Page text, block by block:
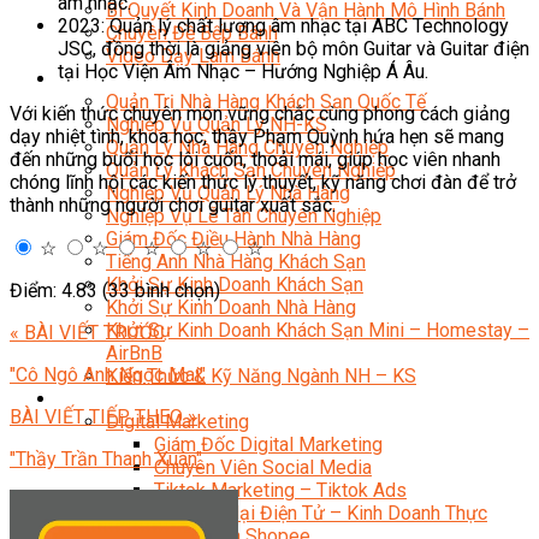
Bí Quyết Kinh Doanh Và Vận Hành Mô Hình Bánh
Chuyên Đề Bếp Bánh
Video Dạy Làm Bánh
Quản Trị NHKS
Quản Trị Nhà Hàng Khách Sạn Quốc Tế
Nghiệp Vụ Quản Lý NH-KS
Quản Lý Nhà Hàng Chuyên Nghiệp
Quản Lý Khách Sạn Chuyên Nghiệp
Nghiệp Vụ Quản Lý Nhà Hàng
Nghiệp Vụ Lễ Tân Chuyên Nghiệp
Giám Đốc Điều Hành Nhà Hàng
Tiếng Anh Nhà Hàng Khách Sạn
Khởi Sự Kinh Doanh Khách Sạn
Khởi Sự Kinh Doanh Nhà Hàng
Khởi Sự Kinh Doanh Khách Sạn Mini – Homestay –
AirBnB
Kiến Thức & Kỹ Năng Ngành NH – KS
Marketing
Digital Marketing
Giám Đốc Digital Marketing
Chuyên Viên Social Media
Tiktok Marketing – Tiktok Ads
Thương Mại Điện Tử – Kinh Doanh Thực
2023: Quản lý chất lượng âm nhạc tại ABC Technology
JSC, đồng thời là giảng viên bộ môn Guitar và Guitar điện
tại Học Viện Âm Nhạc – Hướng Nghiệp Á Âu.
Với kiến thức chuyên môn vững chắc cùng phong cách giảng
dạy nhiệt tình, khoa học, thầy Phạm Quỳnh hứa hẹn sẽ mang
đến những buổi học lôi cuốn, thoải mái, giúp học viên nhanh
chóng lĩnh hội các kiến thức lý thuyết, kỹ năng chơi đàn để trở
thành những người chơi guitar xuất sắc.
☆
☆ ☆ ☆
☆
Điểm: 4.83 (33 bình chọn)
« BÀI VIẾT TRƯỚC
"Cô Ngô Anh Ngọc Mai"
BÀI VIẾT TIẾP THEO »
"Thầy Trần Thanh Xuân"